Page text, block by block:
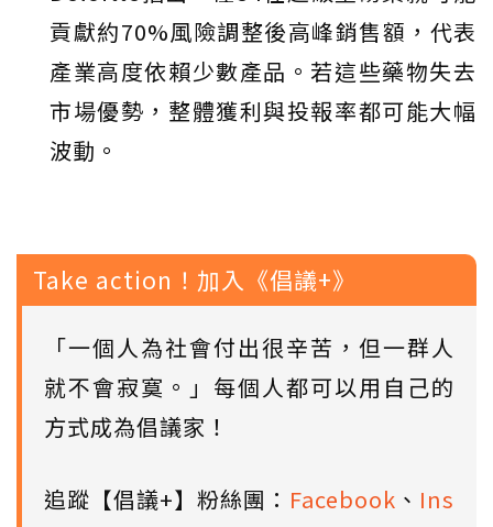
貢獻約70%風險調整後高峰銷售額，代表
產業高度依賴少數產品。若這些藥物失去
市場優勢，整體獲利與投報率都可能大幅
波動。
Take action！加入《倡議+》
「一個人為社會付出很辛苦，但一群人
就不會寂寞。」每個人都可以用自己的
方式成為倡議家！
追蹤【倡議+】粉絲團： Facebook 、 Ins